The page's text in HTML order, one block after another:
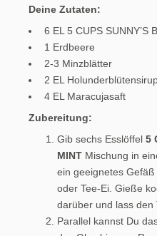
Deine Zutaten:
6 EL 5 CUPS SUNNY’S
1 Erdbeere
2-3 Minzblätter
2 EL
4 EL Maracujasaft
Zubereitung:
Gib sechs Esslöffel 5
MINT Mischung in
ein geeignetes
oder Tee-Ei. Gieße
darüber und lass den
Parallel kannst Du